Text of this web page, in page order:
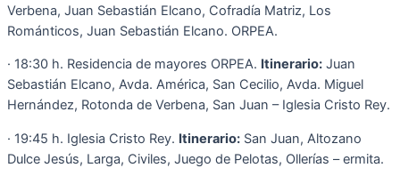
Verbena, Juan Sebastián Elcano, Cofradía Matriz, Los
Románticos, Juan Sebastián Elcano. ORPEA.
· 18:30 h. Residencia de mayores ORPEA. Itinerario: Juan
Sebastián Elcano, Avda. América, San Cecilio, Avda. Miguel
Hernández, Rotonda de Verbena, San Juan – Iglesia Cristo Rey.
· 19:45 h. Iglesia Cristo Rey. Itinerario: San Juan, Altozano
Dulce Jesús, Larga, Civiles, Juego de Pelotas, Ollerías – ermita.